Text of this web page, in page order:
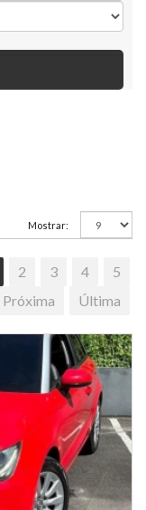
Mostrar:
2 3 4
5
Próxima
Última